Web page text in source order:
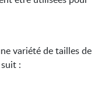
variété de tailles de
: